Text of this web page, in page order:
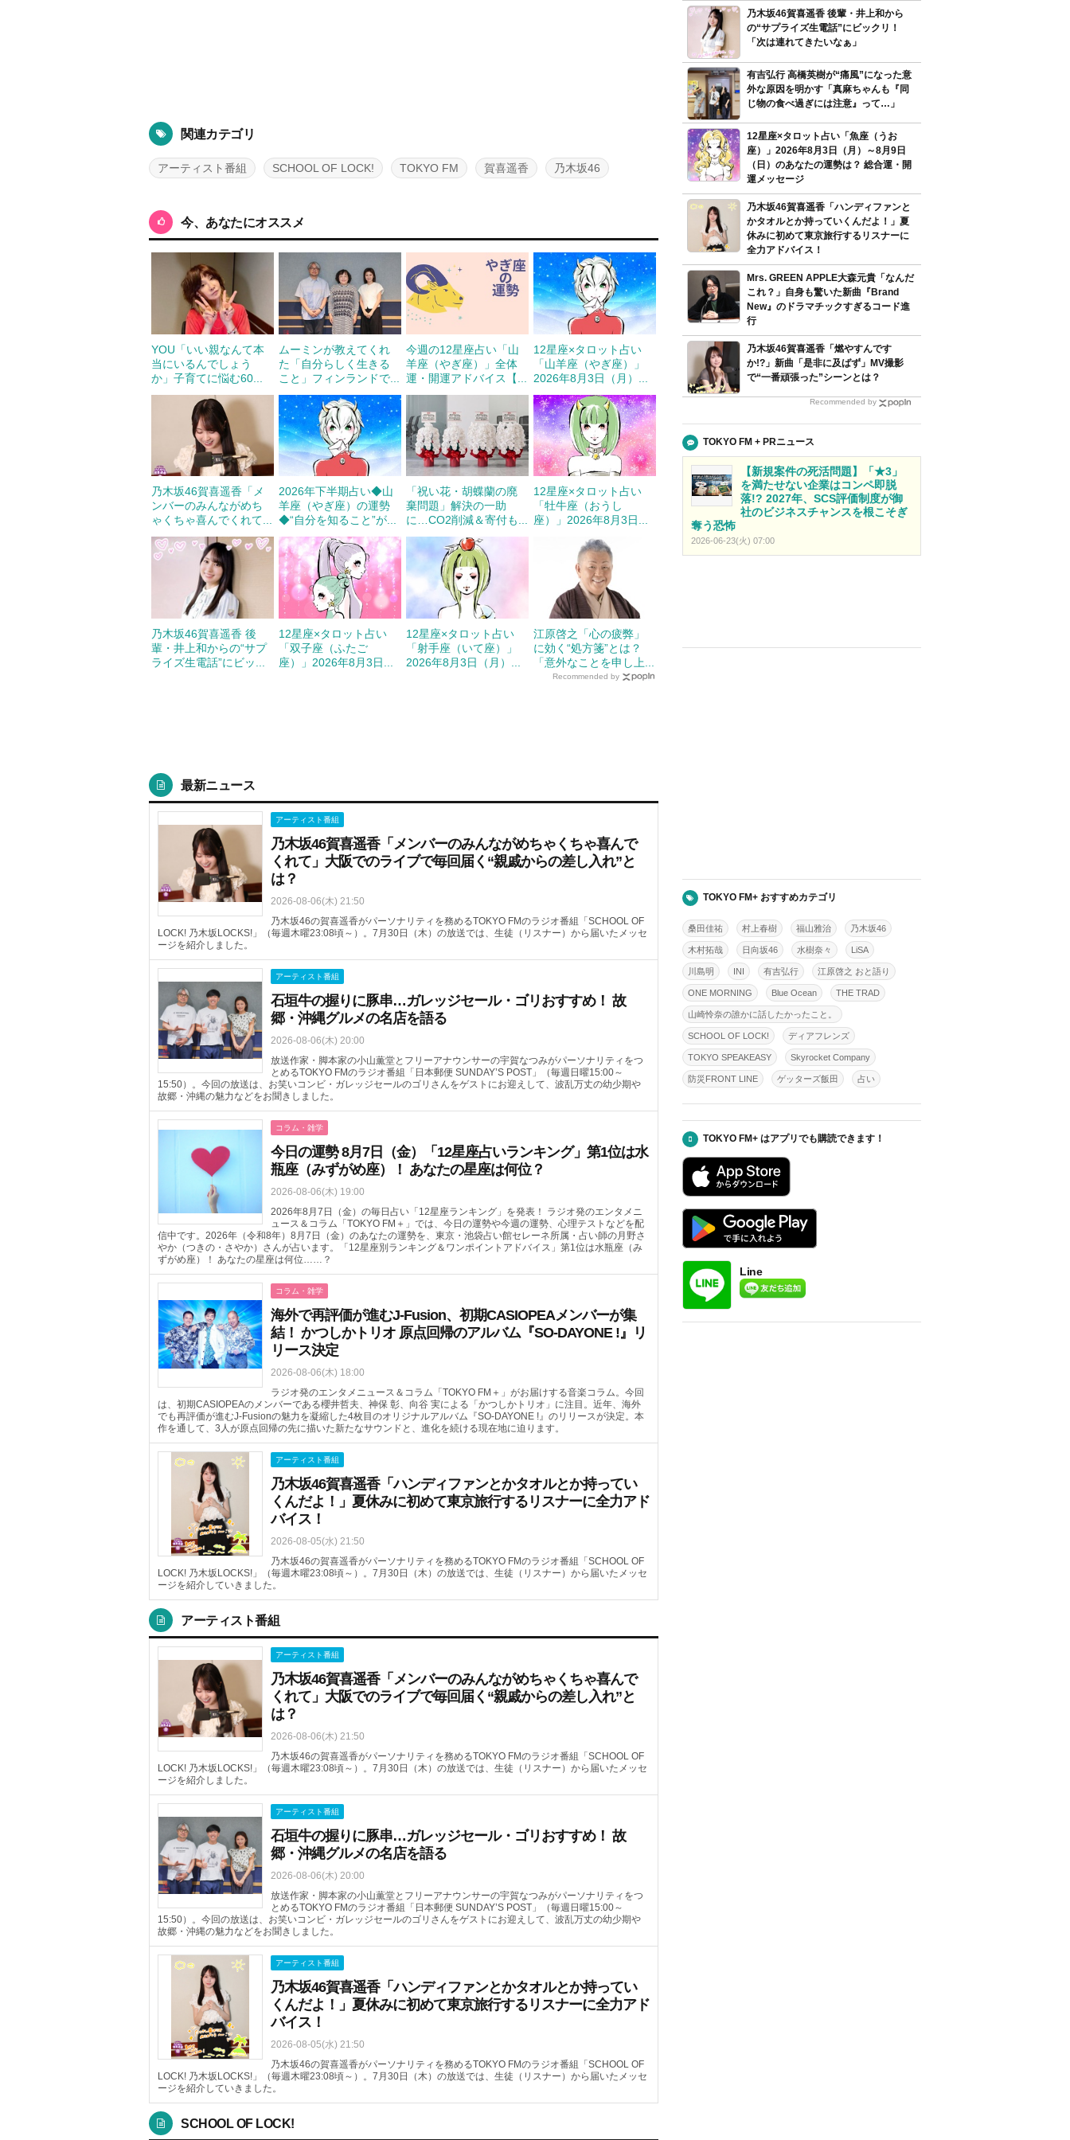
関連カテゴリ
アーティスト番組 SCHOOL OF LOCK! TOKYO FM 賀喜遥香 乃木坂46
今、あなたにオススメ
YOU「いい親なんて本
当にいるんでしょう
か」子育てに悩む60...
ムーミンが教えてくれ
た「自分らしく生きる
こと」フィンランドで...
今週の12星座占い「山
羊座（やぎ座）」全体
運・開運アドバイス【...
12星座×タロット占い
「山羊座（やぎ座）」
2026年8月3日（月）...
乃木坂46賀喜遥香「メ
ンバーのみんながめち
ゃくちゃ喜んでくれて...
2026年下半期占い◆山
羊座（やぎ座）の運勢
◆“自分を知ること”が...
「祝い花・胡蝶蘭の廃
棄問題」解決の一助
に…CO2削減＆寄付も...
12星座×タロット占い
「牡牛座（おうし
座）」2026年8月3日...
乃木坂46賀喜遥香 後
輩・井上和からの“サプ
ライズ生電話”にビッ...
12星座×タロット占い
「双子座（ふたご
座）」2026年8月3日...
12星座×タロット占い
「射手座（いて座）」
2026年8月3日（月）...
江原啓之「心の疲弊」
に効く“処方箋”とは？
「意外なことを申し上...
Recommended by
最新ニュース
アーティスト番組
乃木坂46賀喜遥香「メンバーのみんながめちゃくちゃ喜んで
くれて」大阪でのライブで毎回届く“親戚からの差し入れ”と
は？
2026-08-06(木) 21:50
乃木坂46の賀喜遥香がパーソナリティを務めるTOKYO FMのラジオ番組「SCHOOL OF
LOCK! 乃木坂LOCKS!」（毎週木曜23:08頃～）。7月30日（木）の放送では、生徒（リスナー）から届いたメッセ
ージを紹介しました。
アーティスト番組
石垣牛の握りに豚串…ガレッジセール・ゴリおすすめ！ 故
郷・沖縄グルメの名店を語る
2026-08-06(木) 20:00
放送作家・脚本家の小山薫堂とフリーアナウンサーの宇賀なつみがパーソナリティをつ
とめるTOKYO FMのラジオ番組「日本郵便 SUNDAY’S POST」（毎週日曜15:00～
15:50）。今回の放送は、お笑いコンビ・ガレッジセールのゴリさんをゲストにお迎えして、波乱万丈の幼少期や
故郷・沖縄の魅力などをお聞きしました。
コラム・雑学
今日の運勢 8月7日（金）「12星座占いランキング」第1位は水
瓶座（みずがめ座）！ あなたの星座は何位？
2026-08-06(木) 19:00
2026年8月7日（金）の毎日占い「12星座ランキング」を発表！ ラジオ発のエンタメニ
ュース＆コラム「TOKYO FM＋」では、今日の運勢や今週の運勢、心理テストなどを配
信中です。2026年（令和8年）8月7日（金）のあなたの運勢を、東京・池袋占い館セレーネ所属・占い師の月野さ
やか（つきの・さやか）さんが占います。「12星座別ランキング＆ワンポイントアドバイス」第1位は水瓶座（み
ずがめ座）！ あなたの星座は何位……？
コラム・雑学
海外で再評価が進むJ-Fusion、初期CASIOPEAメンバーが集
結！ かつしかトリオ 原点回帰のアルバム『SO-DAYONE !』リ
リース決定
2026-08-06(木) 18:00
ラジオ発のエンタメニュース＆コラム「TOKYO FM＋」がお届けする音楽コラム。今回
は、初期CASIOPEAのメンバーである櫻井哲夫、神保 彰、向谷 実による「かつしかトリオ」に注目。近年、海外
でも再評価が進むJ-Fusionの魅力を凝縮した4枚目のオリジナルアルバム『SO-DAYONE !』のリリースが決定。本
作を通して、3人が原点回帰の先に描いた新たなサウンドと、進化を続ける現在地に迫ります。
アーティスト番組
乃木坂46賀喜遥香「ハンディファンとかタオルとか持ってい
くんだよ！」夏休みに初めて東京旅行するリスナーに全力アド
バイス！
2026-08-05(水) 21:50
乃木坂46の賀喜遥香がパーソナリティを務めるTOKYO FMのラジオ番組「SCHOOL OF
LOCK! 乃木坂LOCKS!」（毎週木曜23:08頃～）。7月30日（木）の放送では、生徒（リスナー）から届いたメッセ
ージを紹介していきました。
アーティスト番組
アーティスト番組
乃木坂46賀喜遥香「メンバーのみんながめちゃくちゃ喜んで
くれて」大阪でのライブで毎回届く“親戚からの差し入れ”と
は？
2026-08-06(木) 21:50
乃木坂46の賀喜遥香がパーソナリティを務めるTOKYO FMのラジオ番組「SCHOOL OF
LOCK! 乃木坂LOCKS!」（毎週木曜23:08頃～）。7月30日（木）の放送では、生徒（リスナー）から届いたメッセ
ージを紹介しました。
アーティスト番組
石垣牛の握りに豚串…ガレッジセール・ゴリおすすめ！ 故
郷・沖縄グルメの名店を語る
2026-08-06(木) 20:00
放送作家・脚本家の小山薫堂とフリーアナウンサーの宇賀なつみがパーソナリティをつ
とめるTOKYO FMのラジオ番組「日本郵便 SUNDAY’S POST」（毎週日曜15:00～
15:50）。今回の放送は、お笑いコンビ・ガレッジセールのゴリさんをゲストにお迎えして、波乱万丈の幼少期や
故郷・沖縄の魅力などをお聞きしました。
アーティスト番組
乃木坂46賀喜遥香「ハンディファンとかタオルとか持ってい
くんだよ！」夏休みに初めて東京旅行するリスナーに全力アド
バイス！
2026-08-05(水) 21:50
乃木坂46の賀喜遥香がパーソナリティを務めるTOKYO FMのラジオ番組「SCHOOL OF
LOCK! 乃木坂LOCKS!」（毎週木曜23:08頃～）。7月30日（木）の放送では、生徒（リスナー）から届いたメッセ
ージを紹介していきました。
SCHOOL OF LOCK!
乃木坂46賀喜遥香 後輩・井上和から
の“サプライズ生電話”にビックリ！
「次は連れてきたいなぁ」
有吉弘行 高橋英樹が“痛風”になった意
外な原因を明かす「真麻ちゃんも『同
じ物の食べ過ぎには注意』って…」
12星座×タロット占い「魚座（うお
座）」2026年8月3日（月）～8月9日
（日）のあなたの運勢は？ 総合運・開
運メッセージ
乃木坂46賀喜遥香「ハンディファンと
かタオルとか持っていくんだよ！」夏
休みに初めて東京旅行するリスナーに
全力アドバイス！
Mrs. GREEN APPLE大森元貴「なんだ
これ？」自身も驚いた新曲『Brand
New』のドラマチックすぎるコード進
行
乃木坂46賀喜遥香「燃やすんです
か!?」新曲「是非に及ばず」MV撮影
で“一番頑張った”シーンとは？
Recommended by
TOKYO FM + PRニュース
【新規案件の死活問題】「★3」
を満たせない企業はコンペ即脱
落!? 2027年、SCS評価制度が御
社のビジネスチャンスを根こそぎ
奪う恐怖
2026-06-23(火) 07:00
TOKYO FM+ おすすめカテゴリ
桑田佳祐 村上春樹 福山雅治 乃木坂46
木村拓哉 日向坂46 水樹奈々 LiSA
川島明 INI 有吉弘行 江原啓之 おと語り
ONE MORNING Blue Ocean THE TRAD
山崎怜奈の誰かに話したかったこと。
SCHOOL OF LOCK! ディアフレンズ
TOKYO SPEAKEASY Skyrocket Company
防災FRONT LINE ゲッターズ飯田 占い
TOKYO FM+ はアプリでも購読できます！
Line